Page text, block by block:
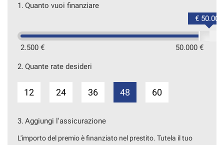
1. Quanto vuoi finanziare
2.500 € 50.000 €
€ 50.000
2. Quante rate desideri
12 24 36 48 60
3. Aggiungi l'assicurazione
L'importo del premio è finanziato nel prestito. Tutela il tuo